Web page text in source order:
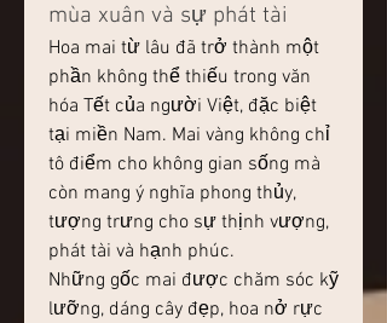
mùa xuân và sự phát tài
Hoa mai từ lâu đã trở thành một
phần không thể thiếu trong văn
hóa Tết của người Việt, đặc biệt
tại miền Nam. Mai vàng không chỉ
tô điểm cho không gian sống mà
còn mang ý nghĩa phong thủy,
tượng trưng cho sự thịnh vượng,
phát tài và hạnh phúc.
Những gốc mai được chăm sóc kỹ
lưỡng, dáng cây đẹp, hoa nở rực